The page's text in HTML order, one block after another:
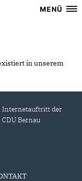
MENÜ
in unserem
Internetauftritt der
CDU Bernau